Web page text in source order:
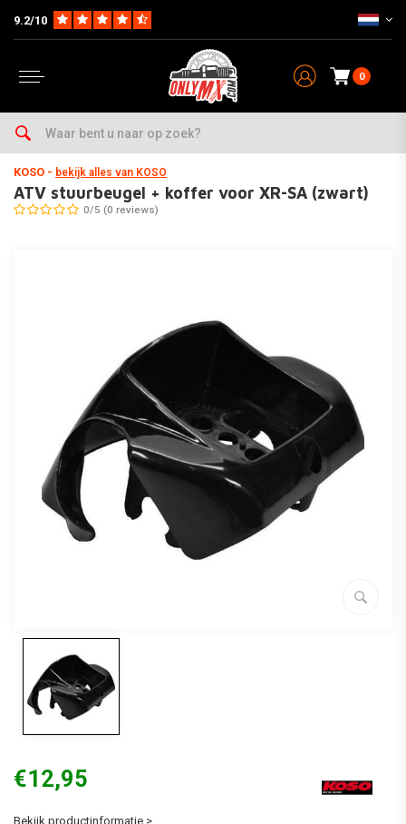
9.2/10
0
Home Tellers
KOSO - bekijk alles van KOSO
ATV stuurbeugel + koffer voor XR-SA (zwart)
0/5 (0 reviews)
€12,95
Bekijk productinformatie >